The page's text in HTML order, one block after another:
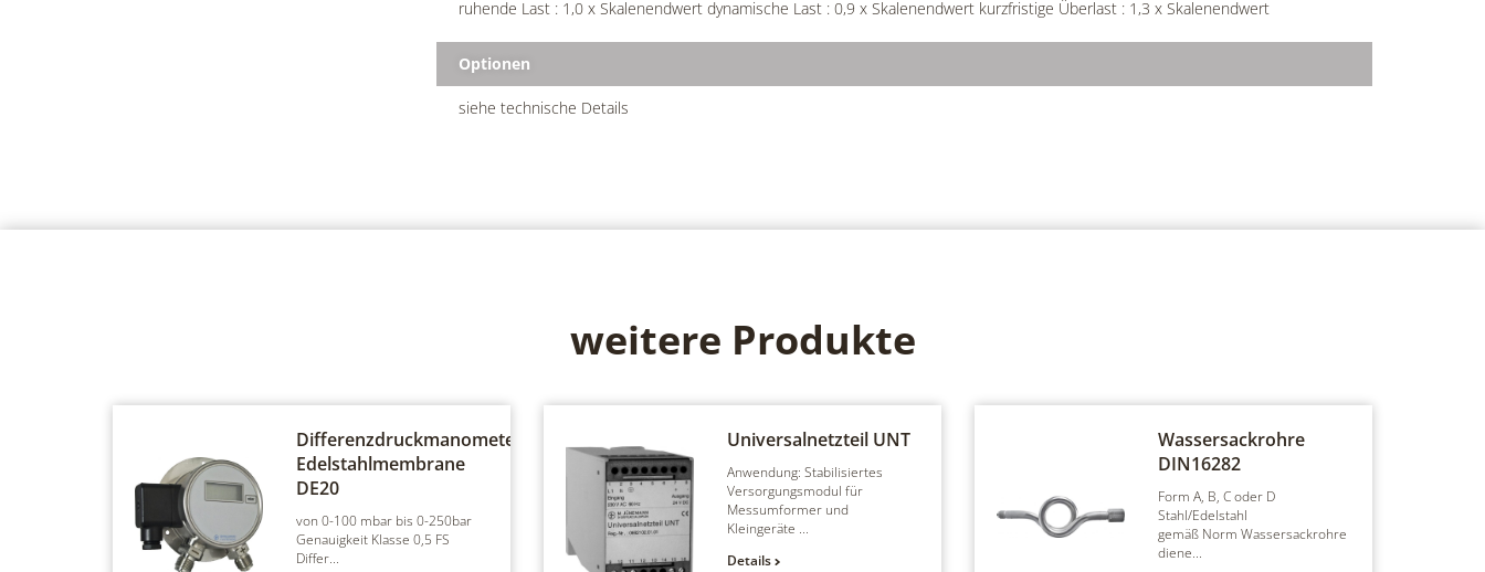
ruhende Last : 1,0 x Skalenendwert dynamische Last : 0,9 x Skalenendwert kurzfristige Überlast : 1,3 x Skalenendwert
Optionen
siehe technische Details
weitere Produkte
Differenzdruckmanometer,
Edelstahlmembrane
DE20
von 0-100 mbar bis 0-250bar
Genauigkeit Klasse 0,5 FS
Differ...
Universalnetzteil UNT
Anwendung: Stabilisiertes
Versorgungsmodul für
Messumformer und
Kleingeräte ...
Details
Wassersackrohre
DIN16282
Form A, B, C oder D
Stahl/Edelstahl
gemäß Norm Wassersackrohre
diene...